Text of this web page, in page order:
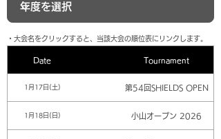
​・大会名をクリックすると、当該大会の順位表にリンクします。
Date Tournament
1月17日(土) 第54回SHIELDS OPEN
1月18日(日) 小山オープン 2026